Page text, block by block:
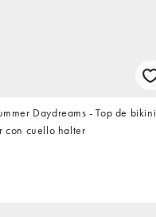
Daydreams - Top de bikini
con cuello halter